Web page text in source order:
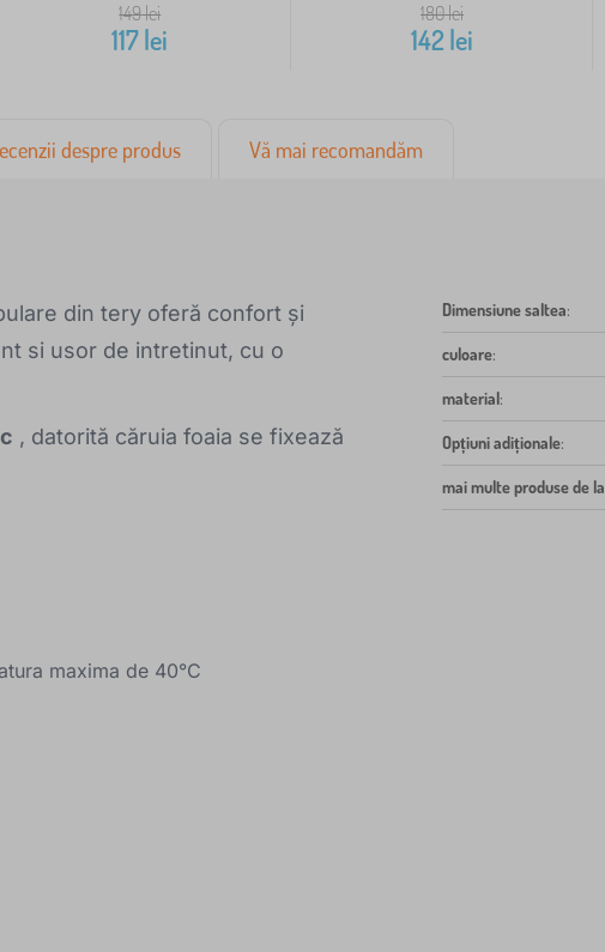
149lei
117lei
180lei
142 lei
despre produs Vă mai recomandăm
din tery oferă confort și
si usor de intretinut, cu o
, datorită căruia foaia se fixează
maxima de 40°C
Dimensiune saltea:
culoare:
material:
Opțiuni adiționale:
mai multe produse de la